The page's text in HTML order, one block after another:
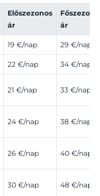
Előszezonos
ár
ár
19 €/nap 29 €/nap
22 €/nap 34 €/nap
21 €/nap 33 €/nap
24 €/nap 38 €/nap
26 €/nap 40 €/nap
30 €/nap 48 €/nap